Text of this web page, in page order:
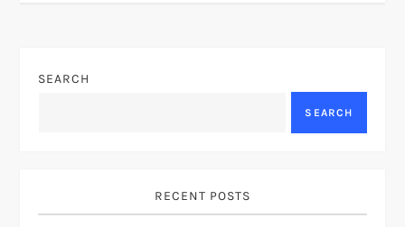
a
SEARCH
SEARCH
RECENT POSTS